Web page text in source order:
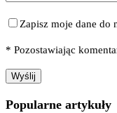
Zapisz moje dane do
* Pozostawiając
Popularne artykuły